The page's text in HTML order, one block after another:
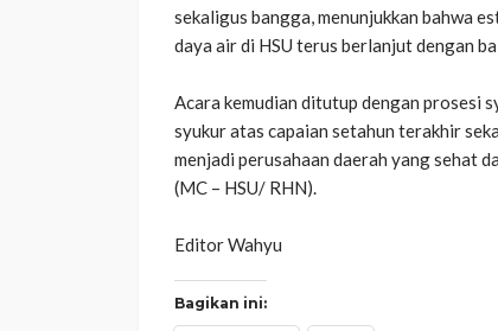
sekaligus bangga, menunjukkan bahwa
daya air di HSU terus berlanjut dengan
‎​Acara kemudian ditutup dengan prosesi
syukur atas capaian setahun terakhir
menjadi perusahaan daerah yang sehat
‎(MC – HSU/ RHN).
‎Editor Wahyu
Bagikan ini: